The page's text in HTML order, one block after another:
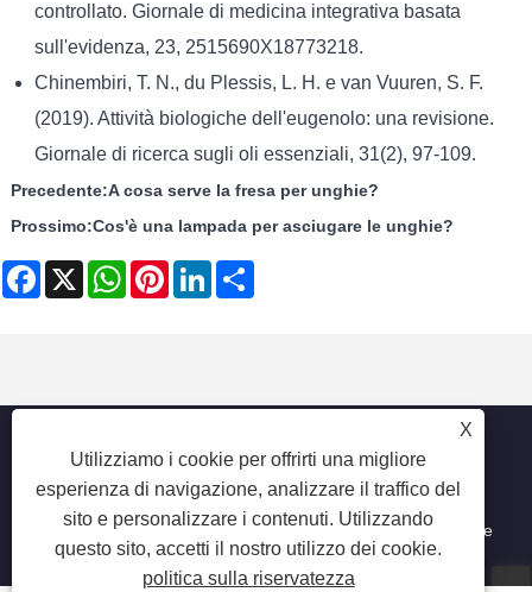
controllato. Giornale di medicina integrativa basata
sull'evidenza, 23, 2515690X18773218.
Chinembiri, T. N., du Plessis, L. H. e van Vuuren, S. F.
(2019). Attività biologiche dell'eugenolo: una revisione.
Giornale di ricerca sugli oli essenziali, 31(2), 97-109.
Precedente:A cosa serve la fresa per unghie?
Prossimo:Cos'è una lampada per asciugare le unghie?
Facebook
X WhatsAppPinterestLinkedIn
X
Utilizziamo i cookie per offrirti una migliore
esperienza di navigazione, analizzare il traffico del
sito e personalizzare i contenuti. Utilizzando
questo sito, accetti il ​​nostro utilizzo dei cookie.
politica sulla riservatezza
Copyright © 2025 Shenzhen Ruina Optoelectronic Co., Ltd -
Lampada per unghie, trapano per unghie, collettore di polvere
per unghie - Tutti i diritti riservati.